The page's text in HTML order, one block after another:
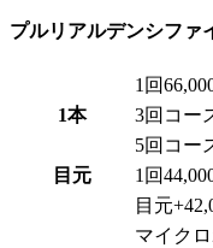
プルリアルデンシファ
1本
1回
3回コー
5回コー
目元
1回
目元+
マイク